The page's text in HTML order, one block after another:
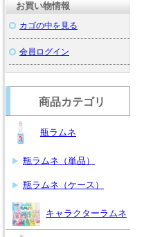
お買い物情報
カゴの中を見る
会員ログイン
商品カテゴリ
瓶ラムネ
瓶ラムネ（単品）
瓶ラムネ（ケース）
キャラクターラムネ